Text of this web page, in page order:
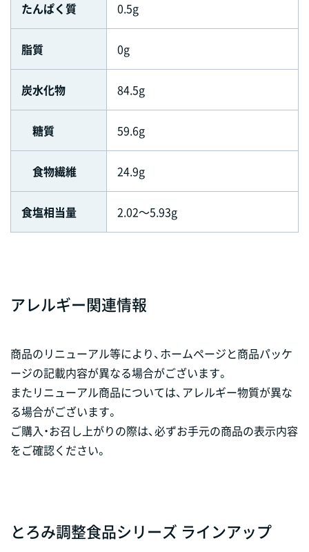
たんぱく質 0.5g
脂質 0g
炭水化物 84.5g
糖質 59.6g
食物繊維 24.9g
食塩相当量 2.02～5.93g
アレルギー関連情報
商品のリニューアル等により、ホームページと商品パッケ
ージの記載内容が異なる場合がございます。
またリニューアル商品については、アレルギー物質が異な
る場合がございます。
ご購入・お召し上がりの際は、必ずお手元の商品の表示内容
をご確認ください。
とろみ調整食品シリーズ ラインアップ